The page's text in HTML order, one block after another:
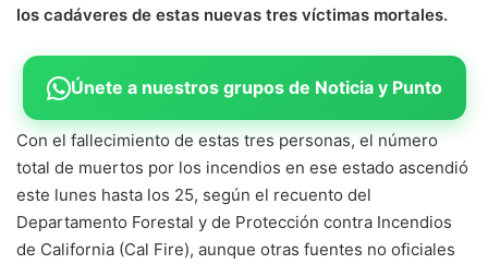
los cadáveres de estas nuevas tres víctimas mortales.
Únete a nuestros grupos de Noticia y Punto
Con el fallecimiento de estas tres personas, el número
total de muertos por los incendios en ese estado ascendió
este lunes hasta los 25, según el recuento del
Departamento Forestal y de Protección contra Incendios
de California (Cal Fire), aunque otras fuentes no oficiales